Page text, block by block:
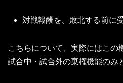
対戦報酬を、敗北する前に
こちらについて、実際にはこの
試合中・試合外の棄権機能のみ